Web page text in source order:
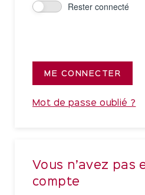
Rester connecté
ME CONNECTER
Mot de passe oublié ?
Vous n’avez pas
compte